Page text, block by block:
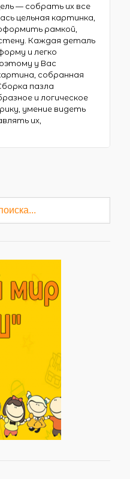
— собрать их все
цельная картинка,
рамкой,
Каждая деталь
и легко
у Вас
собранная
пазла
и логическое
умение видеть
их,